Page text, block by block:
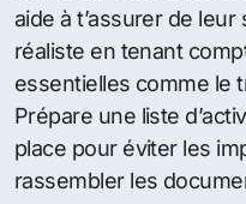
aide à t’assurer de
réaliste en tenant
essentielles comme le
Prépare une liste
place pour éviter les
rassembler les